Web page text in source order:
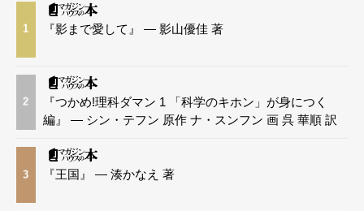
1 『影まで愛して』 — 影山優佳 著
2
『つかめ!理科ダマン 1 「科学のキホン」が身につく
編』 — シン・テフン 原作 ナ・スンフン 画 呉 華順 訳
3 『王国』 — 湊かなえ 著